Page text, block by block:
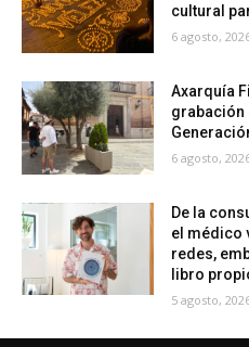
cultural
6 agosto,
Axarquía
grabación
6 agosto,
De la
el médico
redes,
libro
5 agosto,